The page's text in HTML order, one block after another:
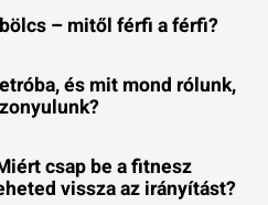
– mitől férfi a férfi?
és mit mond rólunk,
csap be a fitnesz
vissza az irányítást?